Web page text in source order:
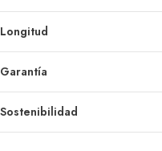
Longitud
Garantía
Sostenibilidad